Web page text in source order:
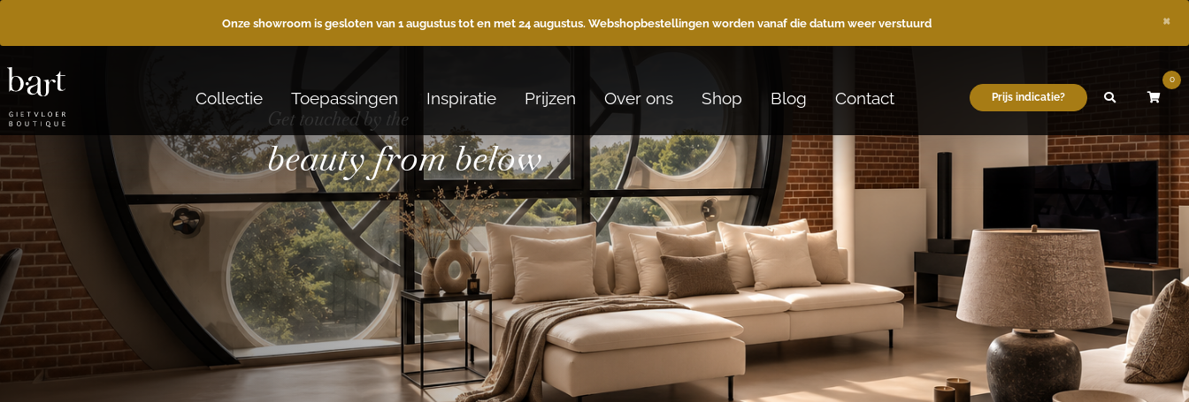
Onze showroom is gesloten van 1 augustus tot en met 24 augustus. Webshopbestellingen worden vanaf die datum weer verstuurd ×
Collectie Toepassingen Inspiratie Prijzen Over ons Shop Blog Contact Prijs indicatie?
0
Get touched by the
beauty from below